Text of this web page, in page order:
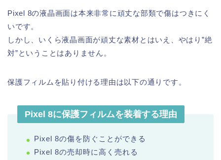
Pixel 8の液晶画面は本来非常に頑丈な部類で傷はつきにく
いです。
しかし、いくら液晶画面が頑丈な素材とはいえ、やはり”絶
対”ということはありません。
保護フィルムを貼り付ける理由は以下の通りです。
Pixel 8に保護フィルムを装着する理由
Pixel 8の傷を防ぐことができる
Pixel 8の売却時に高く売れる